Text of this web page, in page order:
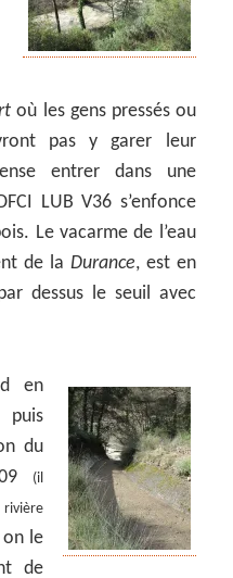
où les gens pressés ou
pas y garer leur
entrer dans une
LUB V36 s’enfonce
Le vacarme de l’eau
de la Durance, est en
dessus le seuil avec
en
du
(il
rivière
on le
de